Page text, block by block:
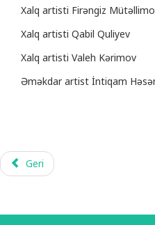
Xalq artisti Firəngiz
Xalq artisti Qabil Quliyev
Xalq artisti Valeh Kərimov
Əməkdar artist İntiqam
Geri